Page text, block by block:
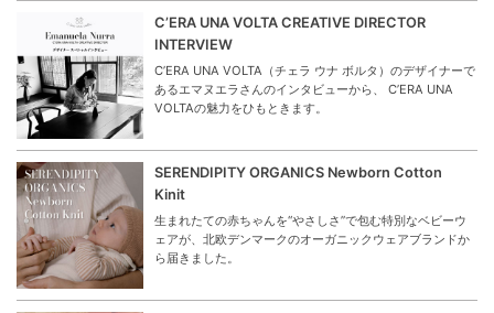
C’ERA UNA VOLTA CREATIVE DIRECTOR
INTERVIEW
C’ERA UNA VOLTA（チェラ ウナ ボルタ）のデザイナーで
あるエマヌエラさんのインタビューから、 C’ERA UNA
VOLTAの魅力をひもときます。
SERENDIPITY ORGANICS Newborn Cotton
Kinit
生まれたての赤ちゃんを“やさしさ”で包む特別なベビーウ
ェアが、北欧デンマークのオーガニックウェアブランドか
ら届きました。